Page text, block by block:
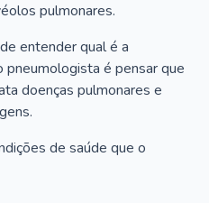
pulmonares.
entender qual é a
pneumologista é pensar que
doenças pulmonares e
de saúde que o